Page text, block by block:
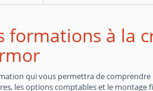
formations à la
qui vous permettra de
les options comptables et le montage